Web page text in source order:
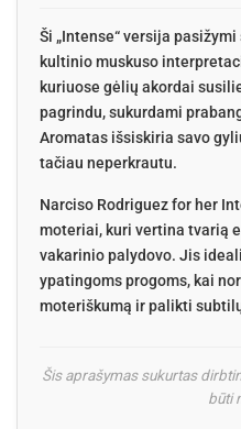
Ši „Intense“ versija
kultinio muskuso
kuriuose gėlių akordai
pagrindu, sukurdami
Aromatas išsiskiria savo
tačiau neperkrautu.
Narciso Rodriguez for her
moteriai, kuri vertina tvarią
vakarinio palydovo. Jis
ypatingoms progoms, kai
moteriškumą ir palikti
Šis aprašymas sukurtas
būti